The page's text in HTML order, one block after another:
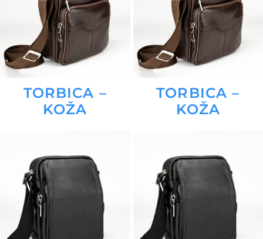
TORBICA –
KOŽA
TORBICA –
KOŽA